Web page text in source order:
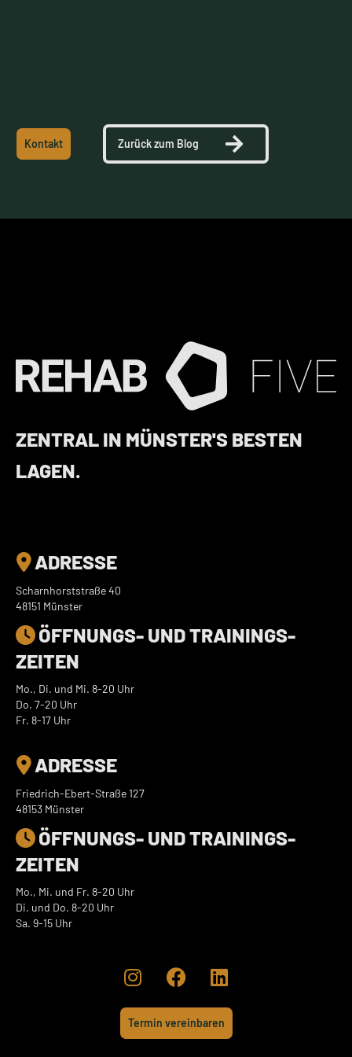
Kontakt Zurück zum Blog
ZENTRAL IN MÜNSTER'S BESTEN
LAGEN.
 ADRESSE
Scharnhorststraße 40
48151 Münster
 ADRESSE
Friedrich-Ebert-Straße 127
48153 Münster
  
ÖFFNUNGS- UND TRAININGS­
ZEITEN
Mo., Di. und Mi. 8-20 Uhr
Do. 7-20 Uhr
Fr. 8-17 Uhr
ÖFFNUNGS- UND TRAININGS­
ZEITEN
Mo., Mi. und Fr. 8-20 Uhr
Di. und Do. 8-20 Uhr
Sa. 9-15 Uhr
Termin vereinbaren